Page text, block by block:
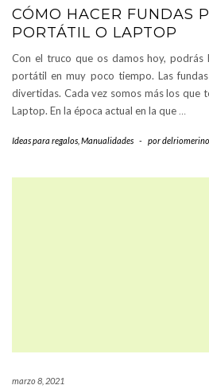
CÓMO HACER FUNDAS
PORTÁTIL O LAPTOP
Con el truco que os damos hoy, podrás
portátil en muy poco tiempo. Las
divertidas. Cada vez somos más los que
Laptop. En la época actual en la que …
Ideas para regalos Manualidades - pordelriomerino
marzo 8, 2021